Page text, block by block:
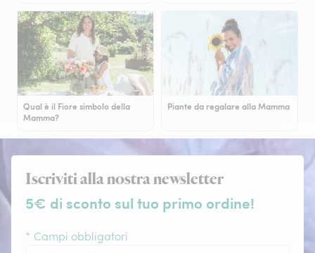
Qual è il Fiore simbolo della
Mamma?
Piante da regalare alla Mamma
Iscriviti alla nostra newsletter
5€ di sconto sul tuo primo ordine!
* Campi obbligatori